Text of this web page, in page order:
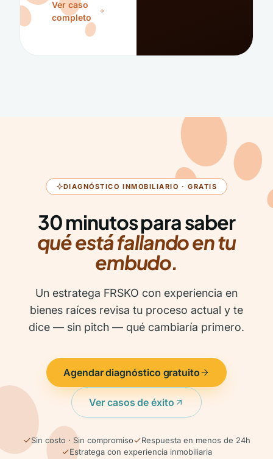
Ver caso
completo
DIAGNÓSTICO INMOBILIARIO · GRATIS
30 minutos para saber
qué está fallando en tu
embudo.
Un estratega FRSKO con experiencia en
bienes raíces revisa tu proceso actual y te
dice — sin pitch — qué cambiaría primero.
Agendar diagnóstico gratuito
Ver casos de éxito
Sin costo · Sin compromiso
Respuesta en menos de 24h
Estratega con experiencia inmobiliaria